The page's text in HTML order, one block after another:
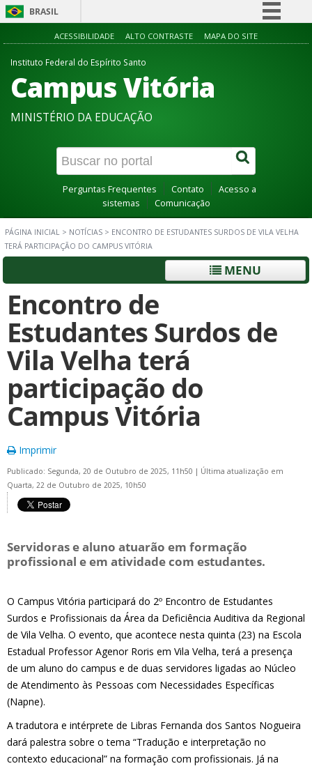
BRASIL
Simplifique!
Acesso à informação
Canais
ACESSIBILIDADE ALTO CONTRASTE MAPA DO SITE
Instituto Federal do Espírito Santo
Campus Vitória
MINISTÉRIO DA EDUCAÇÃO
Perguntas Frequentes Contato
Acesso a
sistemas
Comunicação
PÁGINA INICIAL > NOTÍCIAS > ENCONTRO DE ESTUDANTES SURDOS DE VILA VELHA
TERÁ PARTICIPAÇÃO DO CAMPUS VITÓRIA
MENU
Encontro de
Estudantes Surdos de
Vila Velha terá
participação do
Campus Vitória
Imprimir
Publicado: Segunda, 20 de Outubro de 2025, 11h50 | Última atualização em
Quarta, 22 de Outubro de 2025, 10h50
Servidoras e aluno atuarão em formação
profissional e em atividade com estudantes.
O Campus Vitória participará do 2º Encontro de Estudantes
Surdos e Profissionais da Área da Deficiência Auditiva da Regional
de Vila Velha. O evento, que acontece nesta quinta (23) na Escola
Estadual Professor Agenor Roris em Vila Velha, terá a presença
de um aluno do campus e de duas servidores ligadas ao Núcleo
de Atendimento às Pessoas com Necessidades Específicas
(Napne).
A tradutora e intérprete de Libras Fernanda dos Santos Nogueira
dará palestra sobre o tema “Tradução e interpretação no
contexto educacional” na formação com profissionais. Já na